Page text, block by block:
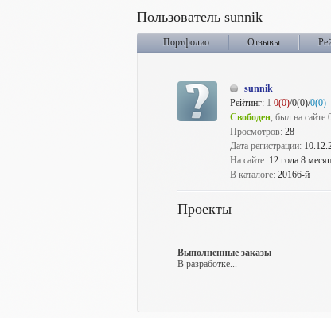
Пользователь sunnik
Портфолио Отзывы
sunnik
Рейтинг: 1 0(0)/0(0)/0(0)
Свободен, был на сайте
Просмотров: 28
Дата регистрации:
На сайте: 12 года 8
В каталоге: 20166-й
Проекты
Выполненные заказы
В разработке...